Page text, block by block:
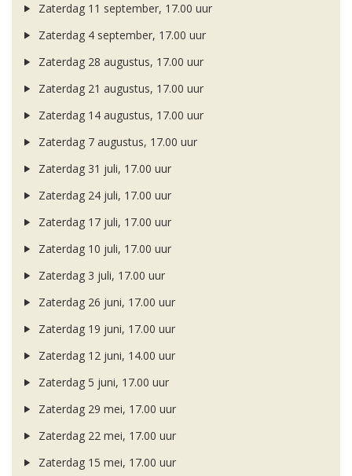
Zaterdag 11 september, 17.00 uur
Zaterdag 4 september, 17.00 uur
Zaterdag 28 augustus, 17.00 uur
Zaterdag 21 augustus, 17.00 uur
Zaterdag 14 augustus, 17.00 uur
Zaterdag 7 augustus, 17.00 uur
Zaterdag 31 juli, 17.00 uur
Zaterdag 24 juli, 17.00 uur
Zaterdag 17 juli, 17.00 uur
Zaterdag 10 juli, 17.00 uur
Zaterdag 3 juli, 17.00 uur
Zaterdag 26 juni, 17.00 uur
Zaterdag 19 juni, 17.00 uur
Zaterdag 12 juni, 14.00 uur
Zaterdag 5 juni, 17.00 uur
Zaterdag 29 mei, 17.00 uur
Zaterdag 22 mei, 17.00 uur
Zaterdag 15 mei, 17.00 uur